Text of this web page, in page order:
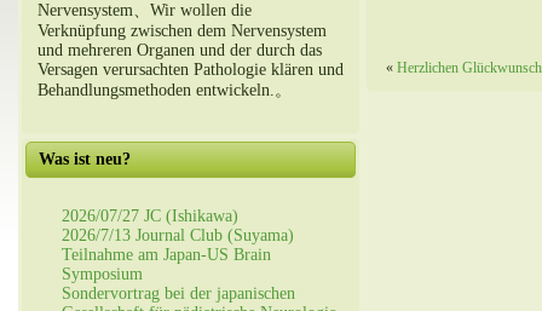
Nervensystem、Wir wollen die
Verknüpfung zwischen dem Nervensystem
und mehreren Organen und der durch das
Versagen verursachten Pathologie klären und
Behandlungsmethoden entwickeln.。
Was ist neu?
2026/07/27 JC (Ishikawa)
2026/7/13 Journal Club (Suyama)
Teilnahme am Japan-US Brain
Symposium
Sondervortrag bei der japanischen
« Herzlichen